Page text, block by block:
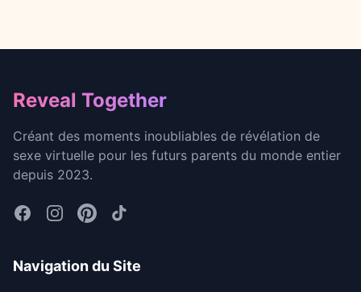
Footer
Reveal Together
Créant des moments inoubliables de révélation de
sexe virtuelle pour les futurs parents du monde entier
depuis 2023.
Navigation du Site